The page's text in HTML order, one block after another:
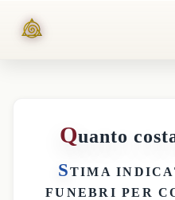
Quanto
STIMA
FUNEBRI PER